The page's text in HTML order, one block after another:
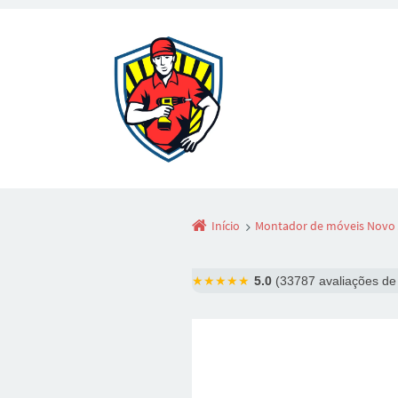
Início Montador de móveis Novo
★★★★★ 5.0 (33787 avaliações